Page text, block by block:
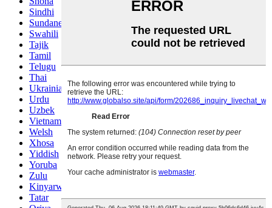
Sindhi
Sundanese
Swahili
Tajik
Tamil
Telugu
Thai
Ukrainian
Urdu
Uzbek
Vietnamese
Welsh
Xhosa
Yiddish
Yoruba
Zulu
Kinyarwanda
Tatar